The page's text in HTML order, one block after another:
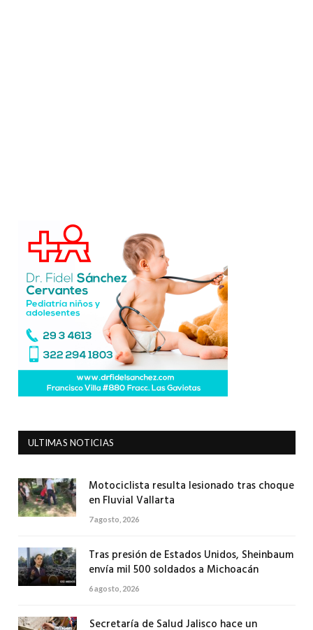
ULTIMAS NOTICIAS
Motociclista resulta lesionado tras choque
en Fluvial Vallarta
7 agosto, 2026
Tras presión de Estados Unidos, Sheinbaum
envía mil 500 soldados a Michoacán
6 agosto, 2026
Secretaría de Salud Jalisco hace un